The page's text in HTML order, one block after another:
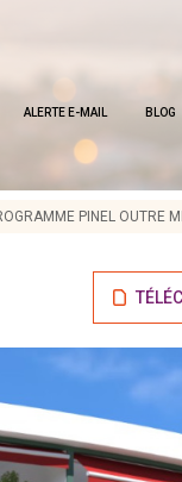
ALERTE E-MAIL BLOG
PINEL OUTRE